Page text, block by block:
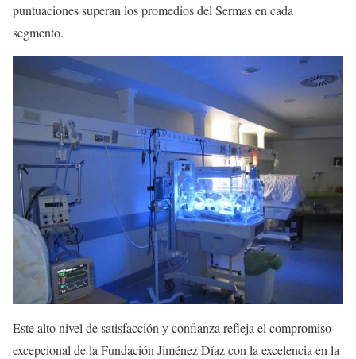
puntuaciones superan los promedios del Sermas en cada
segmento.
Este alto nivel de satisfacción y confianza refleja el compromiso
excepcional de la Fundación Jiménez Díaz con la excelencia en la